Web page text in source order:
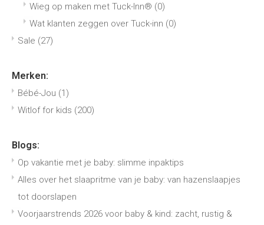
Wieg op maken met Tuck-Inn® (0)
Wat klanten zeggen over Tuck-inn (0)
Sale (27)
Merken:
Bébé-Jou (1)
Witlof for kids (200)
Blogs:
Op vakantie met je baby: slimme inpaktips
Alles over het slaapritme van je baby: van hazenslaapjes
tot doorslapen
Voorjaarstrends 2026 voor baby & kind: zacht, rustig &